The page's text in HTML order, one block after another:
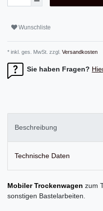
Wunschliste
* inkl. ges. MwSt. zzgl. Versandkosten
Sie haben Fragen?
Beschreibung
Technische Daten
Mobiler Trockenwagen zum
sonstigen Bastelarbeiten.